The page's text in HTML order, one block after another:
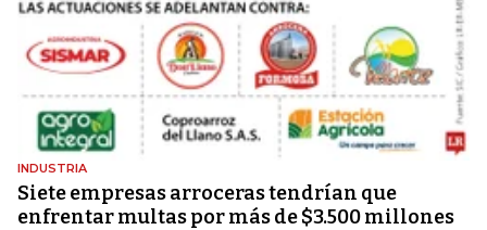
INDUSTRIA
Siete empresas arroceras tendrían que
enfrentar multas por más de $3.500 millones